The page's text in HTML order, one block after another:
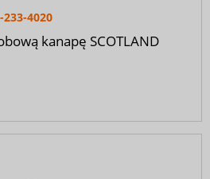
233-4020
kanapę SCOTLAND